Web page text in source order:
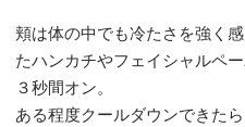
頬は体の中でも冷たさを強く
たハンカチやフェイシャルペ
３秒間オン。
ある程度クールダウンできた